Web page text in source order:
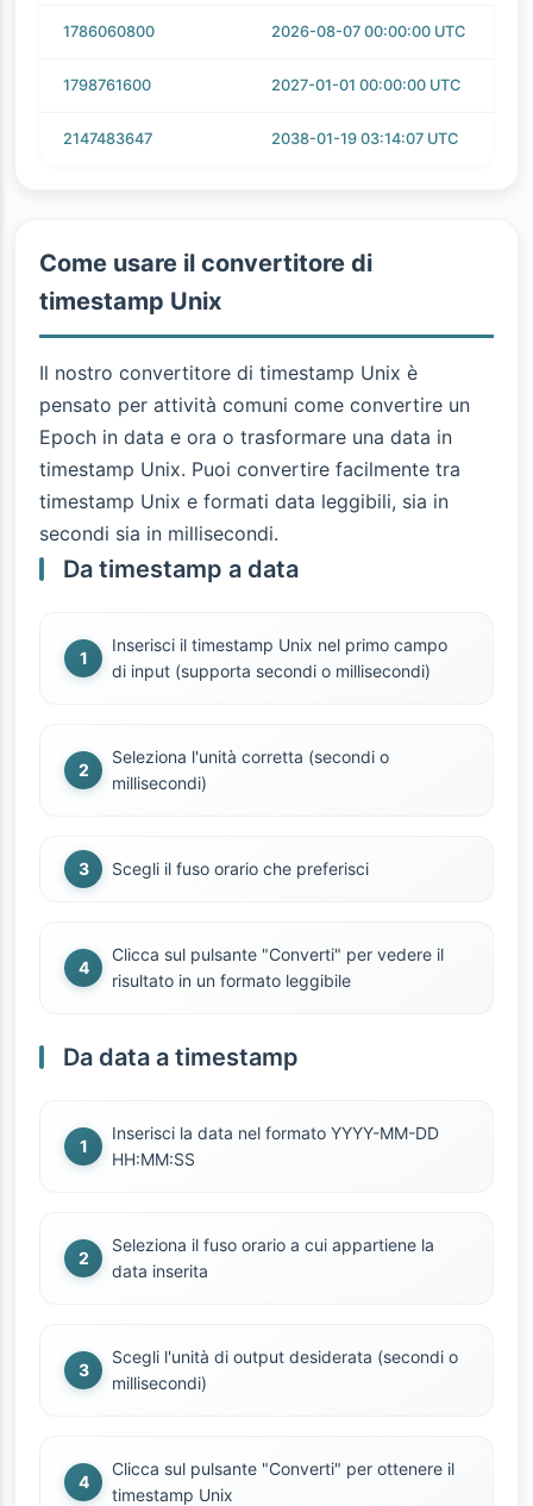
1786060800 2026-08-07 00:00:00 UTC
1798761600 2027-01-01 00:00:00 UTC
2147483647 2038-01-19 03:14:07 UTC
Come usare il convertitore di
timestamp Unix
Il nostro convertitore di timestamp Unix è
pensato per attività comuni come convertire un
Epoch in data e ora o trasformare una data in
timestamp Unix. Puoi convertire facilmente tra
timestamp Unix e formati data leggibili, sia in
secondi sia in millisecondi.
Da timestamp a data
Inserisci il timestamp Unix nel primo campo
di input (supporta secondi o millisecondi)
Seleziona l'unità corretta (secondi o
millisecondi)
Scegli il fuso orario che preferisci
Clicca sul pulsante "Converti" per vedere il
risultato in un formato leggibile
Da data a timestamp
Inserisci la data nel formato YYYY-MM-DD
HH:MM:SS
Seleziona il fuso orario a cui appartiene la
data inserita
Scegli l'unità di output desiderata (secondi o
millisecondi)
Clicca sul pulsante "Converti" per ottenere il
timestamp Unix